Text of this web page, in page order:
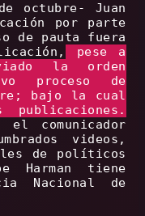
octubre- Juan
por parte
de pauta fuera
pese a
la orden
proceso de
bajo la cual
comunicador
videos,
de políticos
Harman tiene
Nacional de